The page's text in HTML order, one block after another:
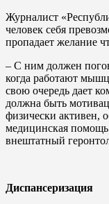
Журналист
человек себя
пропадает желание
– С ним должен
когда работают
свою очередь дает
должна быть
физически активен,
медицинская помощь
внештатный
Диспансеризация